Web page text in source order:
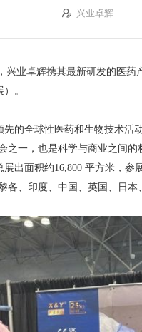
兴业卓辉
业卓辉携其最新研发的医药
。
全球性医药和生物技术活
之一，也是科学与商业之间
面积约16,800 平方米，参
各、印度、中国、英国、日本